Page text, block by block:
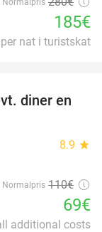
185€
nat i turistskat
37%
diner en
8.9 star
Normalpris 110€
69€
additional costs